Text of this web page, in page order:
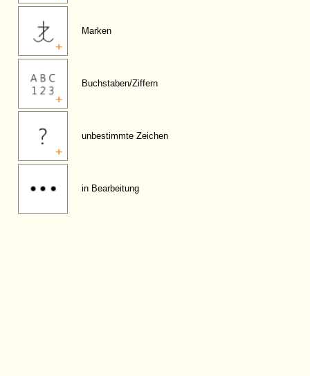
Marken
Buchstaben/Ziffern
unbestimmte Zeichen
in Bearbeitung